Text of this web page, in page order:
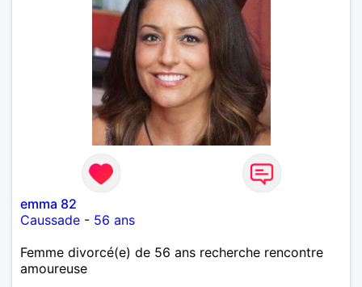
emma 82
Caussade - 56 ans
Femme divorcé(e) de 56 ans recherche rencontre
amoureuse